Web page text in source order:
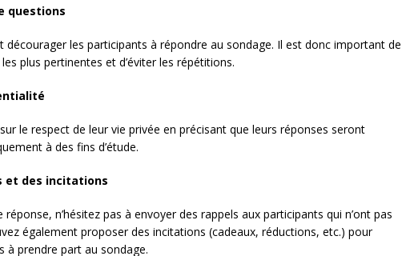
questions
décourager les participants à répondre au sondage. Il est donc important de
plus pertinentes et d’éviter les répétitions.
le respect de leur vie privée en précisant que leurs réponses seront
à des fins d’étude.
et des incitations
n’hésitez pas à envoyer des rappels aux participants qui n’ont pas
également proposer des incitations (cadeaux, réductions, etc.) pour
à prendre part au sondage.